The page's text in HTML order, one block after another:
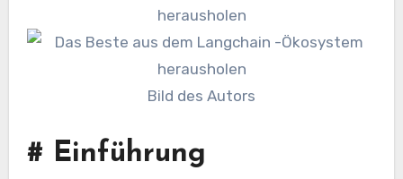
Bild des Autors
# Einführung